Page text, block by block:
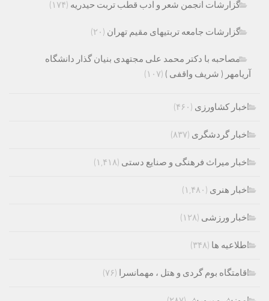
گزارشات انجمن شعر و ادب قطب تربت حیدریه (۱۷۴)
گزارشات جامعه تربتیهای مقیم تهران (۲۰)
مصاحبه با دکتر محمد علی مجتهدی بنیان گذار دانشگاه
آریامهر ( شریف واقفی ) (۱۰۷)
اخبار کشاورزی (۴۶۰)
اخبار گردشگری (۸۳۷)
اخبار میراث فرهنگی و صنایع دستی (۱,۴۱۸)
اخبار هنری (۱,۴۸۰)
اخبار ورزشی (۱۲۸)
اطلاعیه ها (۳۴۸)
اقامتگاه بوم گردی و هتل ، مهمانسرا (۷۶)